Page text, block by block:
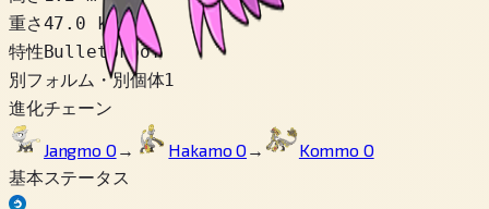
重さ47.0 kg
特性Bulletproof
別フォルム・別個体1
進化チェーン
Jangmo O→ Hakamo O→
Kommo O
基本ステータス